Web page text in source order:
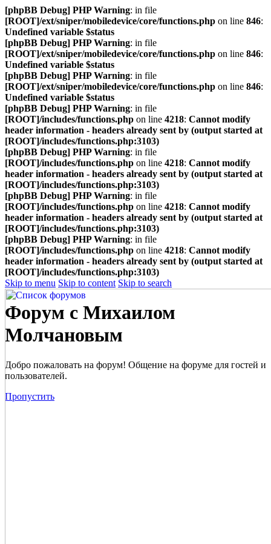
[phpBB Debug] PHP Warning: in file
[ROOT]/ext/sniper/mobiledevice/core/functions.php on line 846:
Undefined variable $status
[phpBB Debug] PHP Warning: in file
[ROOT]/ext/sniper/mobiledevice/core/functions.php on line 846:
Undefined variable $status
[phpBB Debug] PHP Warning: in file
[ROOT]/ext/sniper/mobiledevice/core/functions.php on line 846:
Undefined variable $status
[phpBB Debug] PHP Warning: in file
[ROOT]/includes/functions.php on line 4218: Cannot modify
header information - headers already sent by (output started at
[ROOT]/includes/functions.php:3103)
[phpBB Debug] PHP Warning: in file
[ROOT]/includes/functions.php on line 4218: Cannot modify
header information - headers already sent by (output started at
[ROOT]/includes/functions.php:3103)
[phpBB Debug] PHP Warning: in file
[ROOT]/includes/functions.php on line 4218: Cannot modify
header information - headers already sent by (output started at
[ROOT]/includes/functions.php:3103)
[phpBB Debug] PHP Warning: in file
[ROOT]/includes/functions.php on line 4218: Cannot modify
header information - headers already sent by (output started at
[ROOT]/includes/functions.php:3103)
Skip to menu Skip to content Skip to search
Форум с Михаилом
Молчановым
Добро пожаловать на форум! Общение на форуме для гостей и
пользователей.
Пропустить